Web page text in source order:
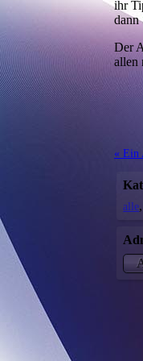
ihr
dann
Der
allen
« Ein
alle